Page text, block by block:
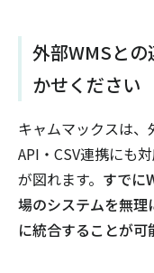
外部WMSと
かせください
キャムマックスは
API・CSV連携にも
が図れます。 すでに
場のシステムを無
に統合することが可